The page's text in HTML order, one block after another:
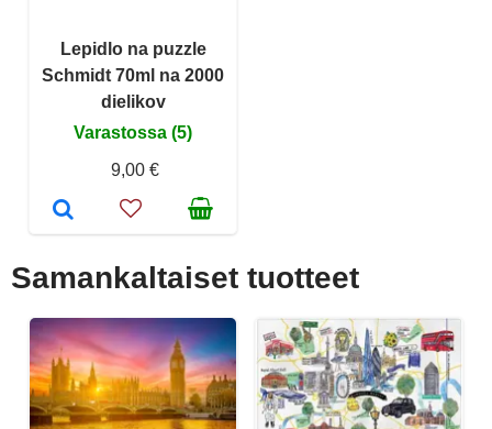
Lepidlo na puzzle
Schmidt 70ml na 2000
dielikov
Varastossa (5)
9,00 €
Samankaltaiset tuotteet